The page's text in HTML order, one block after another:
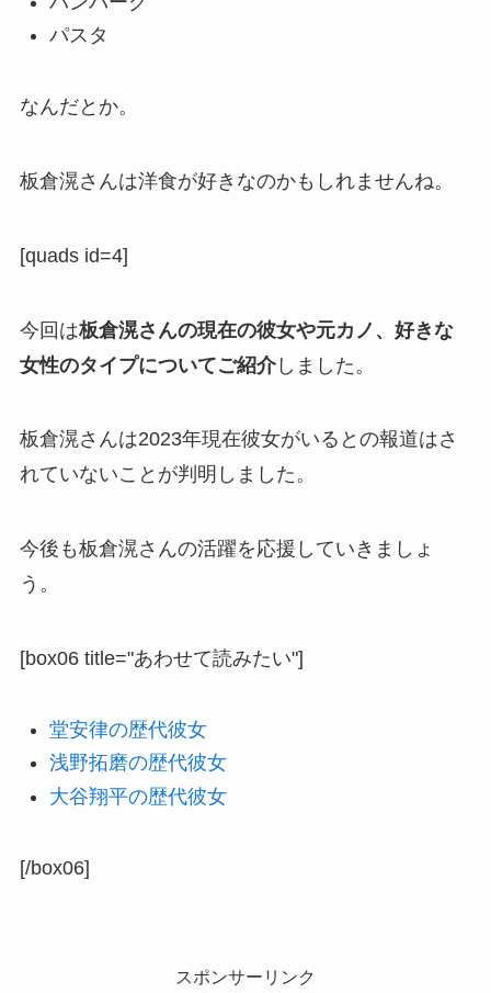
パスタ
なんだとか。
板倉滉さんは洋食が好きなのかもしれませんね。
[quads id=4]
今回は板倉滉さんの現在の彼女や元カノ、好きな
女性のタイプについてご紹介しました。
板倉滉さんは2023年現在彼女がいるとの報道はさ
れていないことが判明しました。
今後も板倉滉さんの活躍を応援していきましょ
う。
[box06 title="あわせて読みたい"]
堂安律の歴代彼女
浅野拓磨の歴代彼女
大谷翔平の歴代彼女
[/box06]
スポンサーリンク